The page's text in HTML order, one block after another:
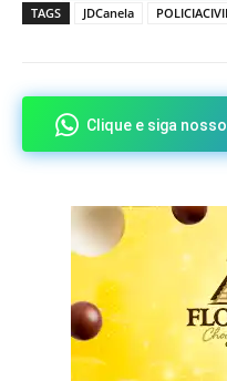
TAGS JDCanela POLICIACIVIL
Clique e siga